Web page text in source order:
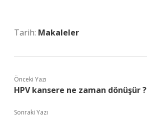
Tarih: Makaleler
Önceki Yazı
HPV kansere ne zaman dönüşür ?
Sonraki Yazı